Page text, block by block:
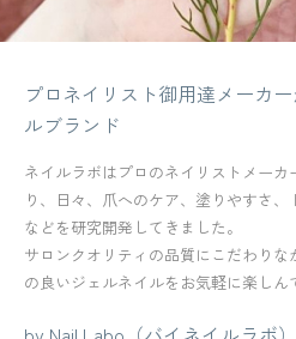
プロネイリスト御用達メーカ
ルブランド
ネイルラボはプロのネイリストメー
り、日々、爪へのケア、塗りやすさ
などを研究開発してきました。
サロンクオリティの品質にこだわり
の良いジェルネイルをお気軽に楽しん